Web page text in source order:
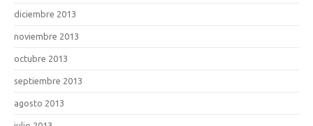
diciembre 2013
noviembre 2013
octubre 2013
septiembre 2013
agosto 2013